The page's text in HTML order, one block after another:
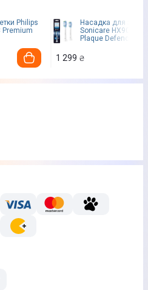
Philips
Premium
Насадка для
Sonicare HX9042/
Plaque Defence
1 299 ₴